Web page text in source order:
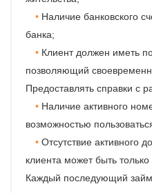
Наличие банковского
банка;
Клиент должен иметь
позволяющий
Предоставлять справки с
Наличие активного
возможностью
Отсутствие активного
клиента может быть
Каждый последующий займ